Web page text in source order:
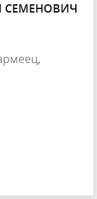
СЕМЕНОВИЧ